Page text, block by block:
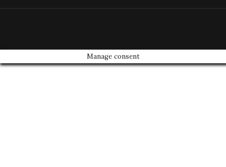
Manage consent